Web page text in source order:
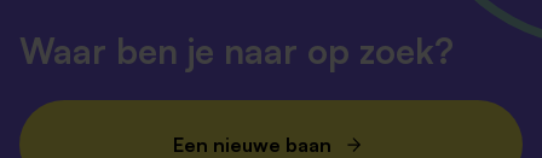
Waar ben je naar op zoek?
Een nieuwe baan